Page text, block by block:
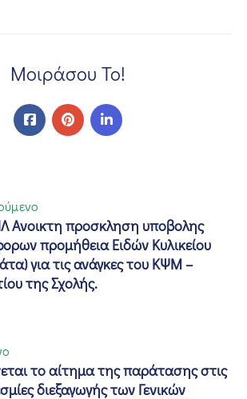
Μοιράσου Το!
Ανοικτη προσκληση υποβολης
προμήθεια Ειδών Κυλικείου
για τις ανάγκες του ΚΨΜ –
της Σχολής.
το αίτημα της παράτασης στις
διεξαγωγής των Γενικών